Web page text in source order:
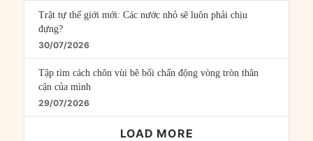
Trật tự thế giới mới: Các nước nhỏ sẽ luôn phải chịu
đựng?
30/07/2026
Tập tìm cách chôn vùi bê bối chấn động vòng tròn thân
cận của mình
29/07/2026
LOAD MORE